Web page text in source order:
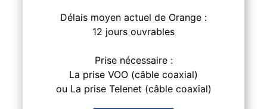
Délais moyen actuel de Orange :
12 jours ouvrables
Prise nécessaire :
La prise VOO (câble coaxial)
ou La prise Telenet (câble coaxial)